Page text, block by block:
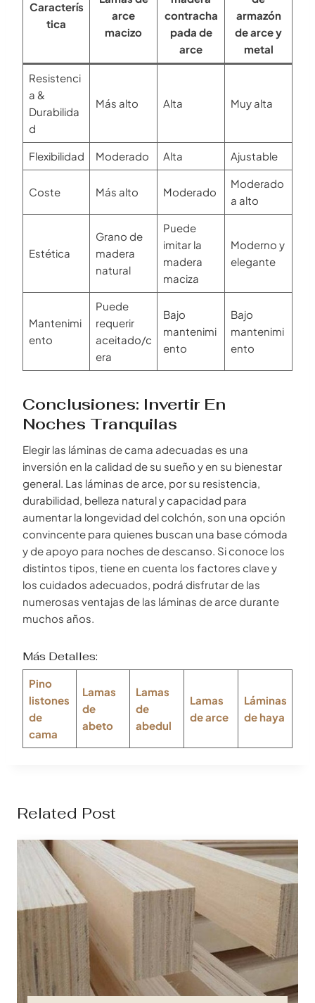
Caracterís
tica
arce
macizo
contracha
pada de
arce
armazón
de arce y
metal
Resistenci
a &
Durabilida
d
Más alto Alta Muy alta
Flexibilidad Moderado Alta Ajustable
Coste Más alto Moderado
Moderado
a alto
Estética
Grano de
madera
natural
Puede
imitar la
madera
maciza
Moderno y
elegante
Mantenimi
ento
Puede
requerir
aceitado/c
era
Bajo
mantenimi
ento
Bajo
mantenimi
ento
Conclusiones: Invertir En
Noches Tranquilas
Elegir las láminas de cama adecuadas es una
inversión en la calidad de su sueño y en su bienestar
general. Las láminas de arce, por su resistencia,
durabilidad, belleza natural y capacidad para
aumentar la longevidad del colchón, son una opción
convincente para quienes buscan una base cómoda
y de apoyo para noches de descanso. Si conoce los
distintos tipos, tiene en cuenta los factores clave y
los cuidados adecuados, podrá disfrutar de las
numerosas ventajas de las láminas de arce durante
muchos años.
Más Detalles:
Pino
listones
de
cama
Lamas
de
abeto
Lamas
de
abedul
Lamas
de arce
Láminas
de haya
Related Post